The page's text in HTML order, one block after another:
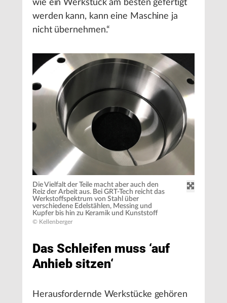
wie ein Werkstück am besten gefertigt
werden kann, kann eine Maschine ja
nicht übernehmen.“
Die Vielfalt der Teile macht aber auch den
Reiz der Arbeit aus. Bei GRT-Tech reicht das
Werkstoffspektrum von Stahl über
verschiedene Edelstählen, Messing und
Kupfer bis hin zu Keramik und Kunststoff
© Kellenberger
Das Schleifen muss ‘auf
Anhieb sitzen‘
Herausfordernde Werkstücke gehören